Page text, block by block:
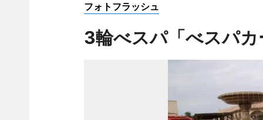
フォトフラッシュ
3輪べスパ「べスパカ